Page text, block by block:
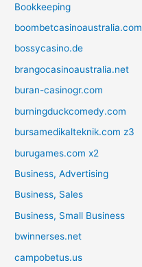
Bookkeeping
boombetcasinoaustralia.com
bossycasino.de
brangocasinoaustralia.net
buran-casinogr.com
burningduckcomedy.com
bursamedikalteknik.com z3
burugames.com x2
Business, Advertising
Business, Sales
Business, Small Business
bwinnerses.net
campobetus.us